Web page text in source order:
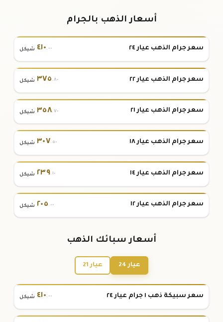
أسعار الذهب بالجرام
سعر جرام الذهب عيار ٢٤ ٤١٠.٠٠ شيكل
سعر جرام الذهب عيار ٢٢ ٣٧٥.٨٠ شيكل
سعر جرام الذهب عيار ٢١ ٣٥٨.٧٠ شيكل
سعر جرام الذهب عيار ١٨ ٣٠٧.٥٠ شيكل
سعر جرام الذهب عيار ١٤ ٢٣٩.١٠ شيكل
سعر جرام الذهب عيار ١٢ ٢٠٥.٠٠ شيكل
أسعار سبائك الذهب
عيار 24 عيار 21
سعر سبيكة ذهب ١ جرام عيار ٢٤ ٤١٠.٠٠ شيكل